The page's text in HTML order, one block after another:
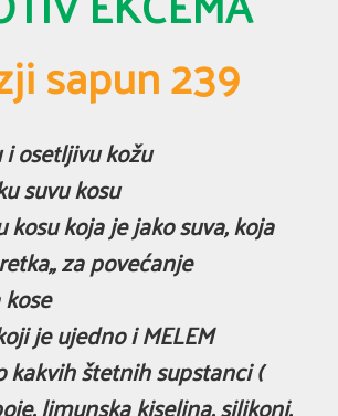
sapun 239
osetljivu kožu
suvu kosu
koja je jako suva, koja
za povećanje
je ujedno i MELEM
štetnih supstanci (
limunska kiselina, silikoni,